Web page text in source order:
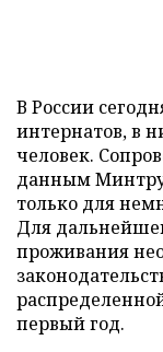
В России
интернатов, в
человек.
данным
только для
Для
проживания
первый год.